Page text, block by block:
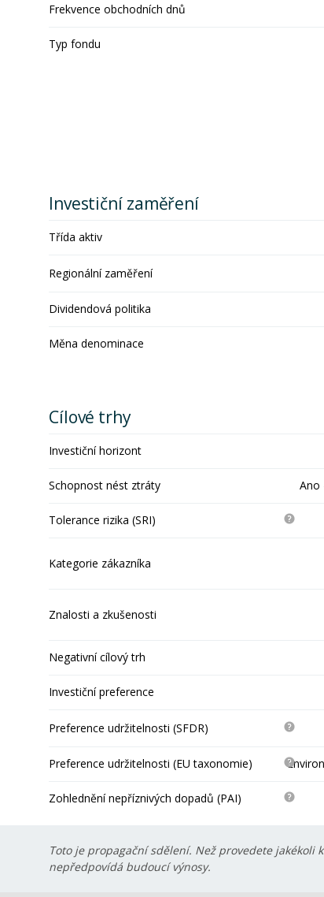
Frekvence obchodních dnů
Typ fondu
Investiční zaměření
Třída aktiv
Regionální zaměření
Dividendová politika
Měna denominace
Cílové trhy
Investiční horizont
Schopnost nést ztráty Ano
Tolerance rizika (SRI)
Kategorie zákazníka
Znalosti a zkušenosti
Negativní cílový trh
Investiční preference
Preference udržitelnosti (SFDR)
Preference udržitelnosti (EU taxonomie)
Zohlednění nepříznivých dopadů (PAI)
Toto je propagační sdělení. Než provedete
nepředpovídá budoucí výnosy.